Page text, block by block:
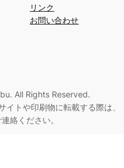
リンク
お問い合わせ
All Rights Reserved.
トや印刷物に転載する際は、
絡ください。